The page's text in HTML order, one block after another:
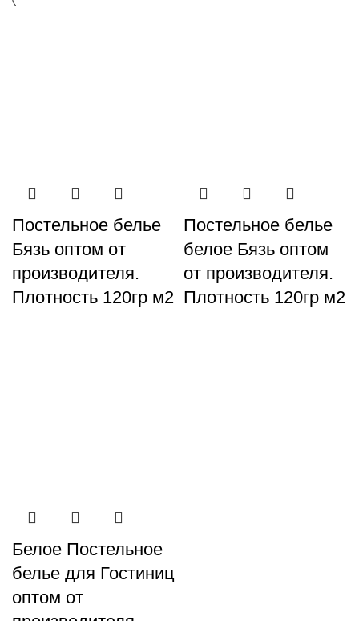
Постельное белье
Бязь оптом от
производителя.
Плотность 120гр м2
Постельное белье
белое Бязь оптом
от производителя.
Плотность 120гр м2
Белое Постельное
белье для Гостиниц
оптом от